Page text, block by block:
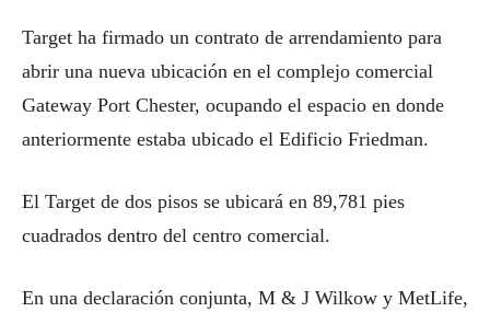
Target ha firmado un contrato de arrendamiento para
abrir una nueva ubicación en el complejo comercial
Gateway Port Chester, ocupando el espacio en donde
anteriormente estaba ubicado el Edificio Friedman.
El Target de dos pisos se ubicará en 89,781 pies
cuadrados dentro del centro comercial.
En una declaración conjunta, M & J Wilkow y MetLife,